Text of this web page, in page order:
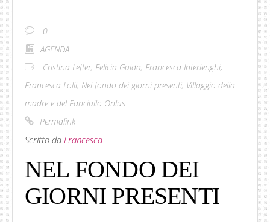
0
AGENDA
Cristina Lefter, Felicia Guida, Francesca Interlenghi,
Francesca Lolli, Nel fondo dei giorni presenti, Villaggio della
madre e del Fanciullo Onlus
Permalink
Scritto da Francesca
NEL FONDO DEI
GIORNI PRESENTI